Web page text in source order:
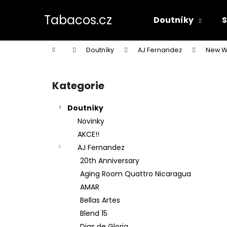
Tabacos.cz Doutníky
Domů Doutníky AJ Fernandez New
Přeskočit
kategorie
Kategorie
Doutníky
Novinky
AKCE!!
AJ Fernandez
20th Anniversary
Aging Room Quattro Nicaragua
AMAR
Bellas Artes
Blend 15
í
Zpět
do
Zpět
do